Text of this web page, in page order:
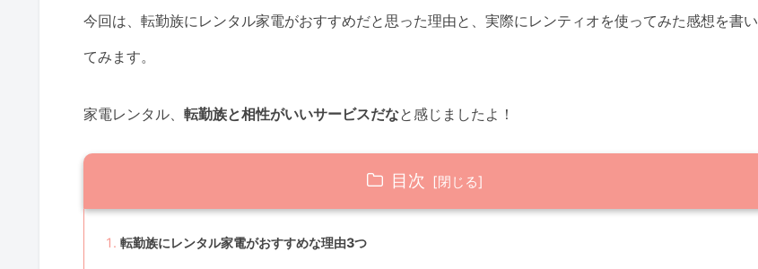
今回は、転勤族にレンタル家電がおすすめだと思った理由と、実際にレンティオを使ってみた感想を書い
てみます。
家電レンタル、 転勤族と相性がいいサービスだなと感じましたよ！
目次
転勤族にレンタル家電がおすすめな理由3つ